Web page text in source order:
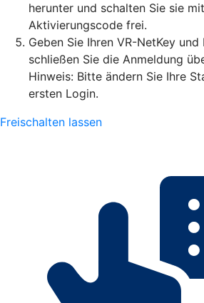
herunter und schalten Sie sie
Aktivierungscode frei.
Geben Sie Ihren VR-NetKey
schließen Sie die Anmeldung
Hinweis: Bitte ändern Sie Ihre
ersten Login.
Freischalten lassen